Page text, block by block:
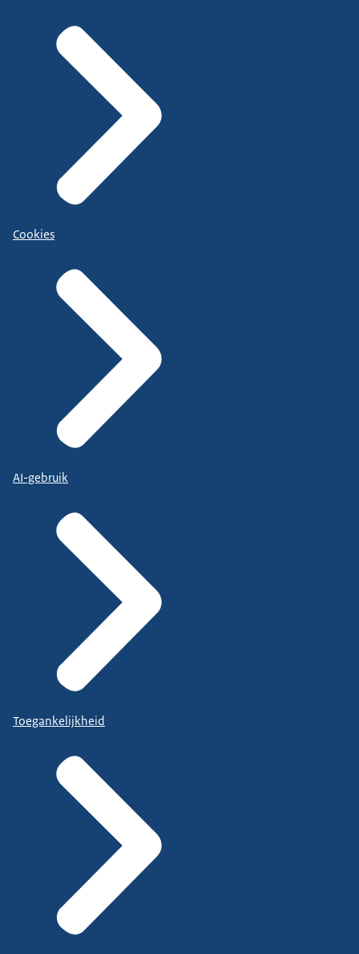
Cookies
AI-gebruik
Toegankelijkheid